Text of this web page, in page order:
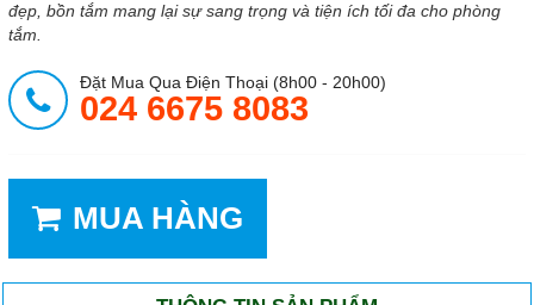
đẹp, bồn tắm mang lại sự sang trọng và tiện ích tối đa cho phòng
tắm.
Đặt Mua Qua Điện Thoại (8h00 - 20h00)
024 6675 8083
MUA HÀNG